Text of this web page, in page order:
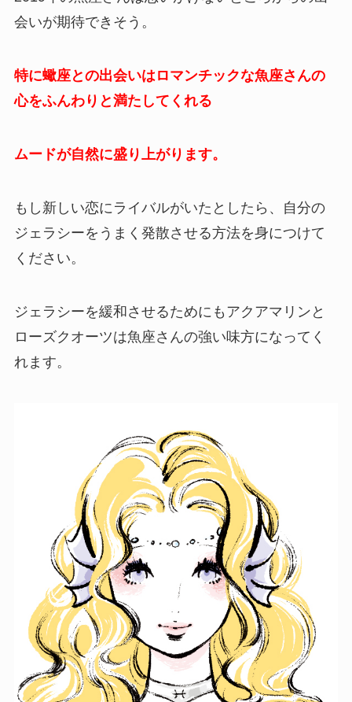
会いが期待できそう。
特に蠍座との出会いはロマンチックな魚座さんの
心をふんわりと満たしてくれる
ムードが自然に盛り上がります。
もし新しい恋にライバルがいたとしたら、自分の
ジェラシーをうまく発散させる方法を身につけて
ください。
ジェラシーを緩和させるためにもアクアマリンと
ローズクオーツは魚座さんの強い味方になってく
れます。